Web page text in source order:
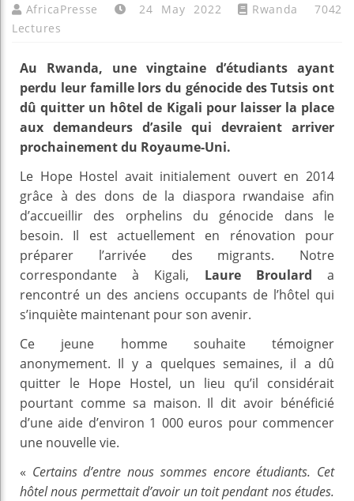
AfricaPresse 24 May 2022 Rwanda
7042
Lectures
Au Rwanda, une vingtaine d’étudiants ayant
perdu leur famille lors du génocide des Tutsis ont
dû quitter un hôtel de Kigali pour laisser la place
aux demandeurs d’asile qui devraient arriver
prochainement du Royaume-Uni.
Le Hope Hostel avait initialement ouvert en 2014
grâce à des dons de la diaspora rwandaise afin
d’accueillir des orphelins du génocide dans le
besoin. Il est actuellement en rénovation pour
préparer l’arrivée des migrants. Notre
correspondante à Kigali, Laure Broulard a
rencontré un des anciens occupants de l’hôtel qui
s’inquiète maintenant pour son avenir.
Ce jeune homme souhaite témoigner
anonymement. Il y a quelques semaines, il a dû
quitter le Hope Hostel, un lieu qu’il considérait
pourtant comme sa maison. Il dit avoir bénéficié
d’une aide d’environ 1 000 euros pour commencer
une nouvelle vie.
« Certains d’entre nous sommes encore étudiants. Cet
hôtel nous permettait d’avoir un toit pendant nos études.